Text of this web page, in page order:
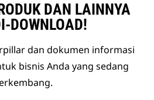
DAN LAINNYA
DOWNLOAD!
dan dokumen informasi
bisnis Anda yang sedang